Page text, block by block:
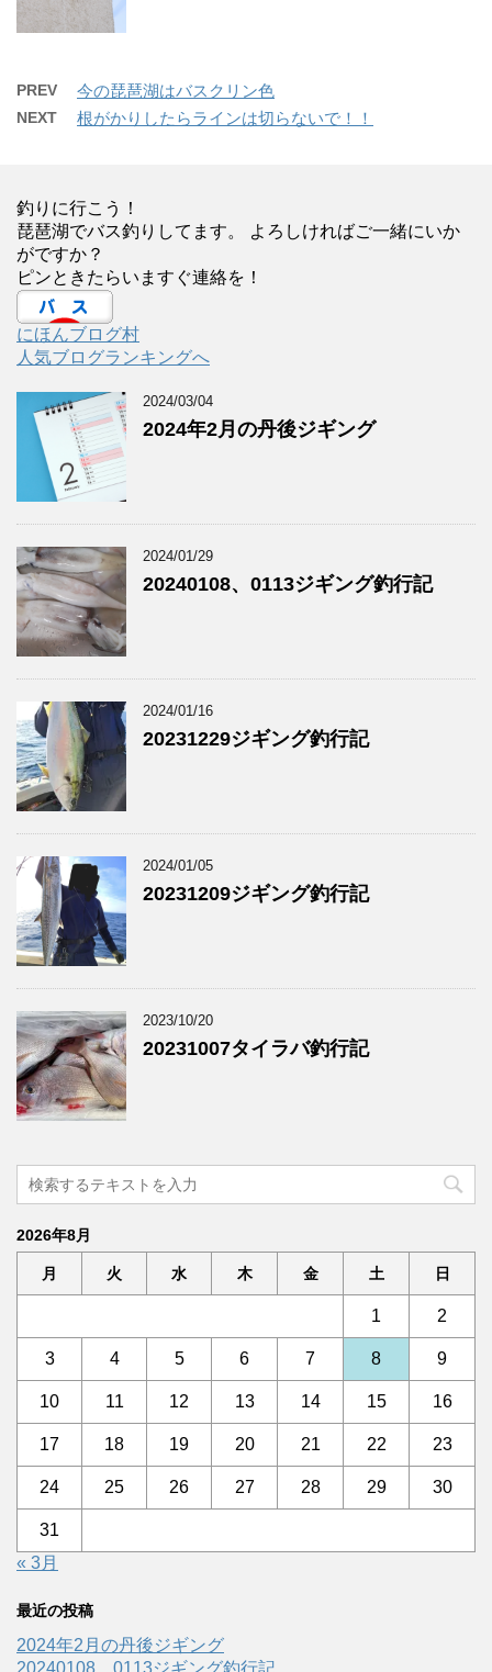
PREV 今の琵琶湖はバスクリン色
NEXT 根がかりしたらラインは切らないで！！
釣りに行こう！
琵琶湖でバス釣りしてます。 よろしければご一緒にいか
がですか？
ピンときたらいますぐ連絡を！
にほんブログ村
人気ブログランキングへ
2024/03/04
2024年2月の丹後ジギング
2024/01/29
20240108、0113ジギング釣行記
2024/01/16
20231229ジギング釣行記
2024/01/05
20231209ジギング釣行記
2023/10/20
20231007タイラバ釣行記
2026年8月
月 火 水 木 金 土 日
1 2
3 4 5 6 7 8 9
10 11 12 13 14 15 16
17 18 19 20 21 22 23
24 25 26 27 28 29 30
31
« 3月
最近の投稿
2024年2月の丹後ジギング
20240108、0113ジギング釣行記